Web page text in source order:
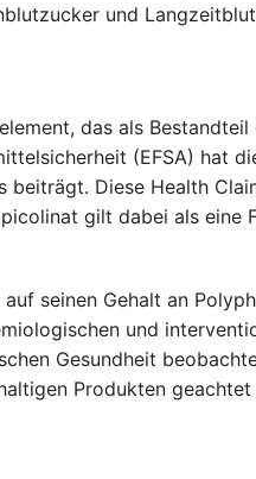
und
das als
(EFSA) hat
beiträgt. Diese Health
gilt dabei als eine
seinen Gehalt an
und
Gesundheit
Produkten